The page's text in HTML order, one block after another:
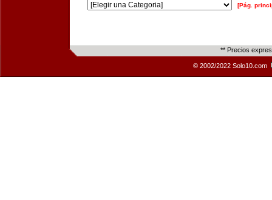
[Pág.
** Precios
© 2002/2022 Solo10.com